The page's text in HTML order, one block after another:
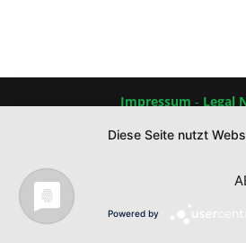
Impressum - Legal
Diese Seite nutzt
Powered by